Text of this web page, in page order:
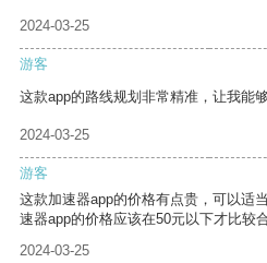
2024-03-25
游客
这款app的路线规划非常精准，让我能
2024-03-25
游客
这款加速器app的价格有点贵，可以适
速器app的价格应该在50元以下才比较合
2024-03-25